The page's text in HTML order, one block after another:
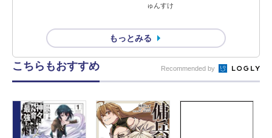
ゅんすけ
もっとみる
こちらもおすすめ Recommended by